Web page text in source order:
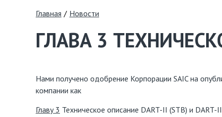
Главная / Новости
ГЛАВА 3
Нами получено одобрение Корпорации SAIC на
компании как
Главу 3 Техническое описание DART-II (STB) и